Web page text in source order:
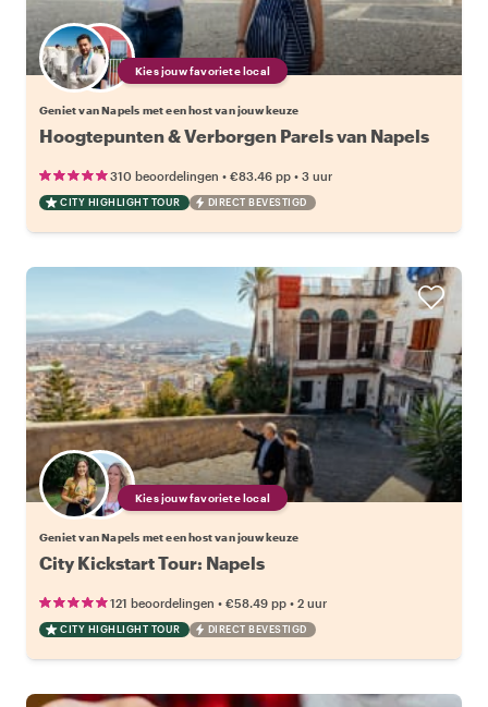
Kies jouw favoriete local
Geniet van Napels met een host van jouw keuze
Hoogtepunten & Verborgen Parels van Napels
310 beoordelingen • €83.46 pp • 3 uur
CITY HIGHLIGHT TOUR DIRECT BEVESTIGD
Kies jouw favoriete local
Geniet van Napels met een host van jouw keuze
City Kickstart Tour: Napels
121 beoordelingen • €58.49 pp • 2 uur
CITY HIGHLIGHT TOUR DIRECT BEVESTIGD